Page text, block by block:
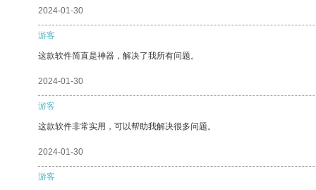
2024-01-30
游客
这款软件简直是神器，解决了我所有问题。
2024-01-30
游客
这款软件非常实用，可以帮助我解决很多问题。
2024-01-30
游客